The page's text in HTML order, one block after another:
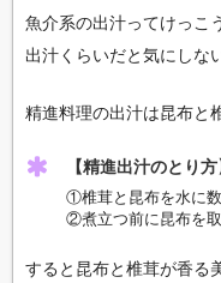
魚介系の出汁ってけっこ
出汁くらいだと気にしな
精進料理の出汁は昆布と
【精進出汁のとり方
①椎茸と昆布を水に数
②煮立つ前に昆布を取
すると昆布と椎茸が香る